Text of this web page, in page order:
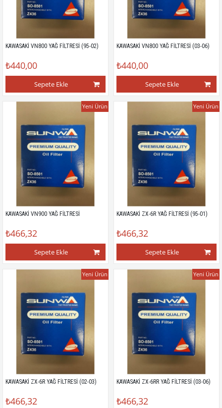
KAWASAKİ VN800 YAĞ FİLTRESİ (95-02)
₺440,00
Sepete Ekle
KAWASAKİ VN800 YAĞ FİLTRESİ (03-06)
₺440,00
Sepete Ekle
KAWASAKİ VN900 YAĞ FİLTRESİ
₺466,32
Sepete Ekle
Yeni Ürün
KAWASAKİ ZX-6R YAĞ FİLTRESİ (95-01)
₺466,32
Sepete Ekle
Yeni Ürün
KAWASAKİ ZX-6R YAĞ FİLTRESİ (02-03)
₺466,32
Yeni Ürün
KAWASAKİ ZX-6RR YAĞ FİLTRESİ (03-06)
₺466,32
Yeni Ürün